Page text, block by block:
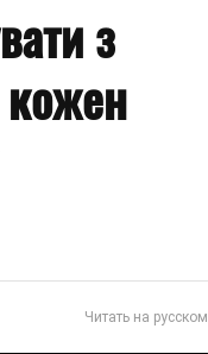
з
кожен
Читать на русском